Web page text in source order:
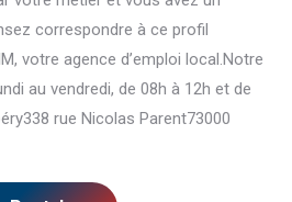
correspondre à ce profil
votre agence d’emploi local.Notre
au vendredi, de 08h à 12h et de
rue Nicolas Parent73000